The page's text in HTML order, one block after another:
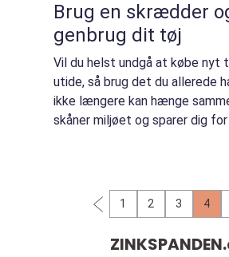
Brug en skrædder
genbrug dit tøj
Vil du helst undgå at købe nyt
utide, så brug det du allerede
ikke længere kan hænge
skåner miljøet og sparer dig
1 2 3 4
ZINKSPANDEN.